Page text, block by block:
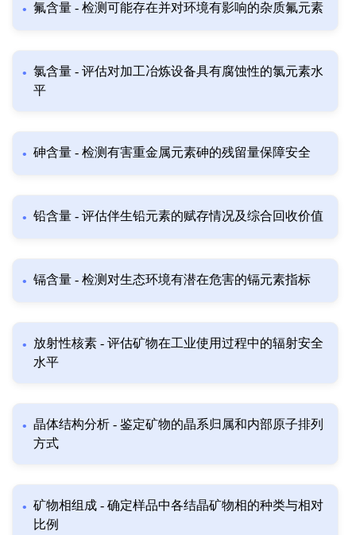
氟含量 - 检测可能存在并对环境有影响的杂质氟元素
氯含量 - 评估对加工冶炼设备具有腐蚀性的氯元素水
平
砷含量 - 检测有害重金属元素砷的残留量保障安全
铅含量 - 评估伴生铅元素的赋存情况及综合回收价值
镉含量 - 检测对生态环境有潜在危害的镉元素指标
放射性核素 - 评估矿物在工业使用过程中的辐射安全
水平
晶体结构分析 - 鉴定矿物的晶系归属和内部原子排列
方式
矿物相组成 - 确定样品中各结晶矿物相的种类与相对
比例